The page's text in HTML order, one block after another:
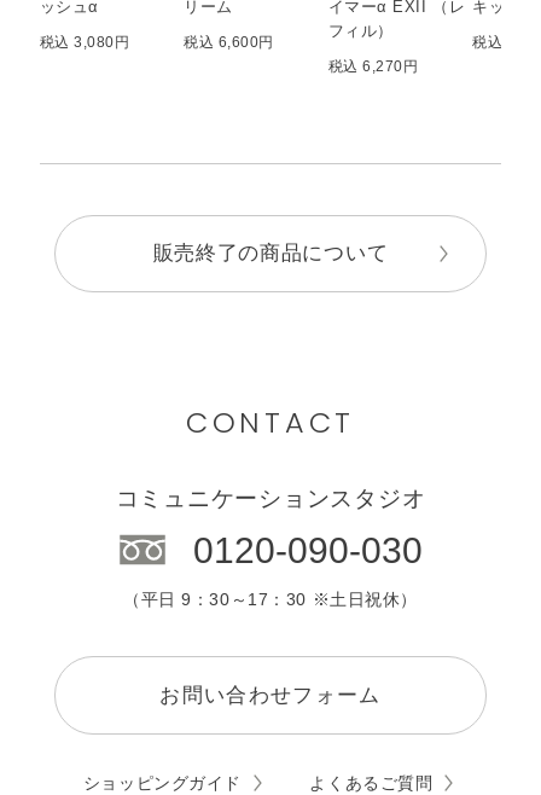
ッシュα
税込 3,080円
リーム
税込 6,600円
イマーα EXII （レ
フィル）
税込 6,270円
キット
税込
販売終了の商品について
CONTACT
コミュニケーションスタジオ
0120-090-030
（平日 9：30～17：30 ※土日祝休）
お問い合わせフォーム
ショッピングガイド よくあるご質問